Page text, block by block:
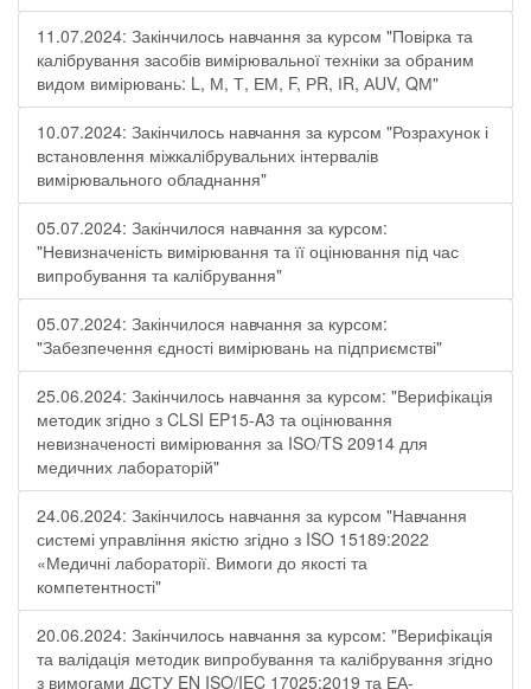
11.07.2024: Закінчилось навчання за курсом "Повірка та
калібрування засобів вимірювальної техніки за обраним
видом вимірювань: L, М, Т, ЕМ, F, РR, ІR, АUV, QМ"
10.07.2024: Закінчилось навчання за курсом "Розрахунок і
встановлення міжкалібрувальних інтервалів
вимірювального обладнання"
05.07.2024: Закінчилося навчання за курсом:
"Невизначеність вимірювання та її оцінювання під час
випробування та калібрування"
05.07.2024: Закінчилося навчання за курсом:
"Забезпечення єдності вимірювань на підприємстві"
25.06.2024: Закінчилось навчання за курсом: "Верифікація
методик згідно з CLSI EP15-A3 та оцінювання
невизначеності вимірювання за ISО/TS 20914 для
медичних лабораторій"
24.06.2024: Закінчилось навчання за курсом "Навчання
системі управління якістю згідно з ISO 15189:2022
«Медичні лабораторії. Вимоги до якості та
компетентності"
20.06.2024: Закінчилось навчання за курсом: "Верифікація
та валідація методик випробування та калібрування згідно
з вимогами ДСТУ EN ISO/IEC 17025:2019 та ЕА-